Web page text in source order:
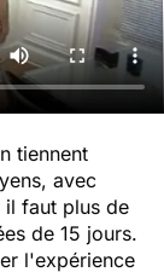
tiennent
avec
il faut plus de
de 15 jours.
l'expérience